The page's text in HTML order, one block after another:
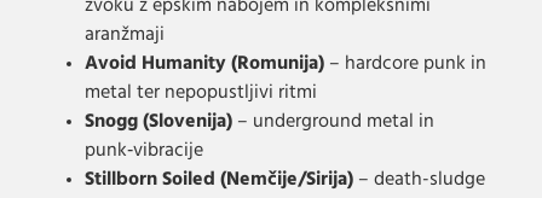
zvoku z epskim nabojem in kompleksnimi
aranžmaji
Avoid Humanity (Romunija) – hardcore punk in
metal ter nepopustljivi ritmi
Snogg (Slovenija) – underground metal in
punk‑vibracije
Stillborn Soiled (Nemčije/Sirija) – death-sludge